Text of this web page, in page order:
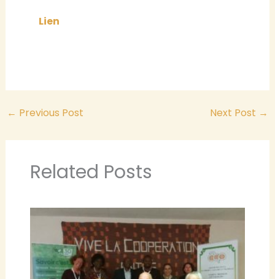
Lien
← Previous Post Next Post →
Related Posts